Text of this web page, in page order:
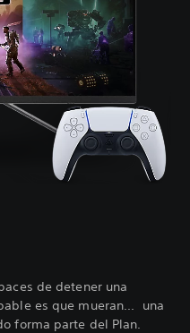
de detener una
es que mueran... una
forma parte del Plan.